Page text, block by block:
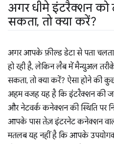
अगर धीमे इंटरैक्शन को
सकता, तो क्या करें?
अगर आपके फ़ील्ड डेटा से पता
हो रही है, लेकिन लैब में मैन्युअल
सकता, तो क्या करें? ऐसा होने की
अहम वजह यह है कि इंटरैक्शन की
और नेटवर्क कनेक्शन की स्थिति पर
आपके पास तेज़ इंटरनेट कनेक्शन
मतलब यह नहीं है कि आपके